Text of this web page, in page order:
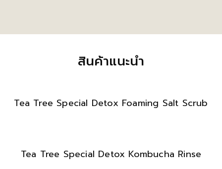
สินค้าแนะนำ
Tea Tree Special Detox Foaming Salt Scrub
Tea Tree Special Detox Kombucha Rinse